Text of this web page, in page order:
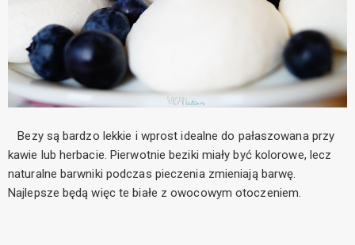
Bezy są bardzo lekkie i wprost idealne do pałaszowana przy
kawie lub herbacie. Pierwotnie beziki miały być kolorowe, lecz
naturalne barwniki podczas pieczenia zmieniają barwę.
Najlepsze będą więc te białe z owocowym otoczeniem.